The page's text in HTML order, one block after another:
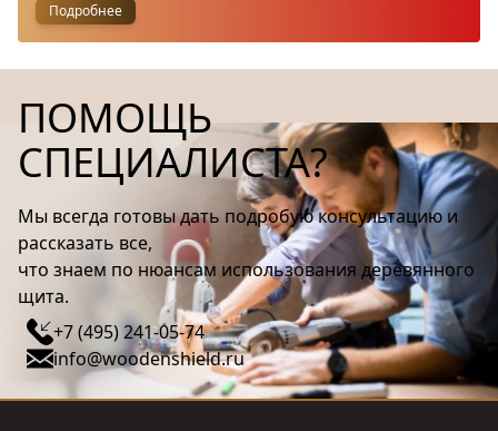
Подробнее
ПОМОЩЬ
СПЕЦИАЛИСТА?
Мы всегда готовы дать подробую консультацию и
рассказать все,
что знаем по нюансам использования деревянного
щита.
+7 (495) 241-05-74
info@woodenshield.ru